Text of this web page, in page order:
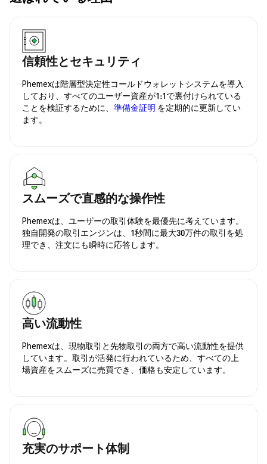
信頼性とセキュリティ
Phemexは階層型決定性コールドウォレットシステムを導入
しており、すべてのユーザー資産が1:1で裏付けられている
ことを検証するために、 準備金証明 を定期的に更新してい
ます。
スムーズで直感的な操作性
Phemexは、ユーザーの取引体験を最優先に考えています。
独自開発の取引エンジンは、1秒間に最大30万件の取引を処
理でき、注文にも瞬時に応答します。
高い流動性
Phemexは、現物取引と先物取引の両方で高い流動性を提供
しています。取引が活発に行われているため、すべての上
場資産をスムーズに売買でき、価格も安定しています。
充実のサポート体制